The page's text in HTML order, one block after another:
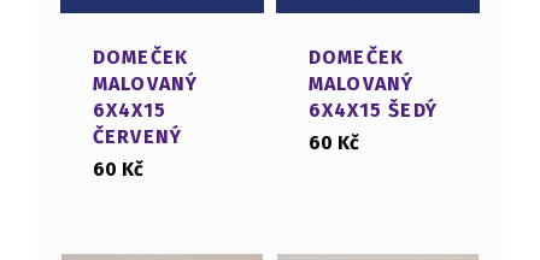
DOMEČEK
MALOVANÝ
6X4X15
ČERVENÝ
60 Kč
DOMEČEK
MALOVANÝ
6X4X15 ŠEDÝ
60 Kč